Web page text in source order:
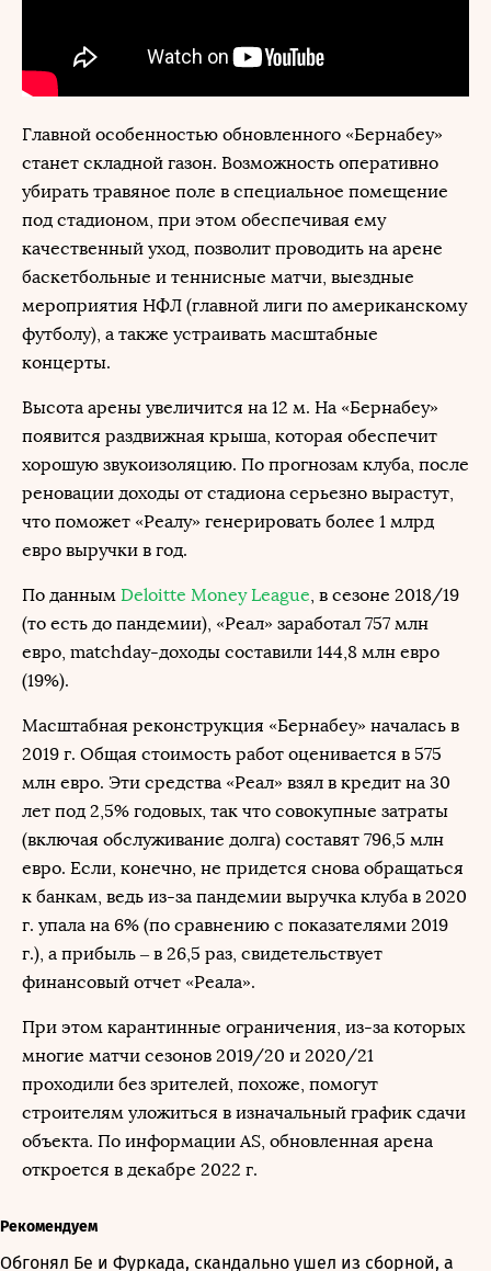
Главной особенностью обновленного «Бернабеу»
станет складной газон. Возможность оперативно
убирать травяное поле в специальное помещение
под стадионом, при этом обеспечивая ему
качественный уход, позволит проводить на арене
баскетбольные и теннисные матчи, выездные
мероприятия НФЛ (главной лиги по американскому
футболу), а также устраивать масштабные
концерты.
Высота арены увеличится на 12 м. На «Бернабеу»
появится раздвижная крыша, которая обеспечит
хорошую звукоизоляцию. По прогнозам клуба, после
реновации доходы от стадиона серьезно вырастут,
что поможет «Реалу» генерировать более 1 млрд
евро выручки в год.
По данным Deloitte Money League, в сезоне 2018/19
(то есть до пандемии), «Реал» заработал 757 млн
евро, matchday-доходы составили 144,8 млн евро
(19%).
Масштабная реконструкция «Бернабеу» началась в
2019 г. Общая стоимость работ оценивается в 575
млн евро. Эти средства «Реал» взял в кредит на 30
лет под 2,5% годовых, так что совокупные затраты
(включая обслуживание долга) составят 796,5 млн
евро. Если, конечно, не придется снова обращаться
к банкам, ведь из-за пандемии выручка клуба в 2020
г. упала на 6% (по сравнению с показателями 2019
г.), а прибыль – в 26,5 раз, свидетельствует
финансовый отчет «Реала».
При этом карантинные ограничения, из-за которых
многие матчи сезонов 2019/20 и 2020/21
проходили без зрителей, похоже, помогут
строителям уложиться в изначальный график сдачи
объекта. По информации AS, обновленная арена
откроется в декабре 2022 г.
Рекомендуем
Обгонял Бе и Фуркада, скандально ушел из сборной, а